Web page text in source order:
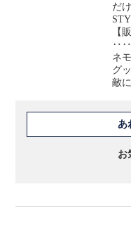
だ
【
ネ
グ
敵
あ
お